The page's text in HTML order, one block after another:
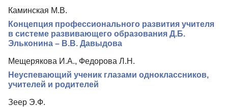
Редколлегия
Редакционная политика
Индексирование
Для авторов
Рубрики
Препринты
Каминская М.В.
Концепция профессионального развития учителя
в системе развивающего образования Д.Б.
Эльконина – В.В. Давыдова
Мещерякова И.А., Федорова Л.Н.
Неуспевающий ученик глазами одноклассников,
учителей и родителей
Зеер Э.Ф.